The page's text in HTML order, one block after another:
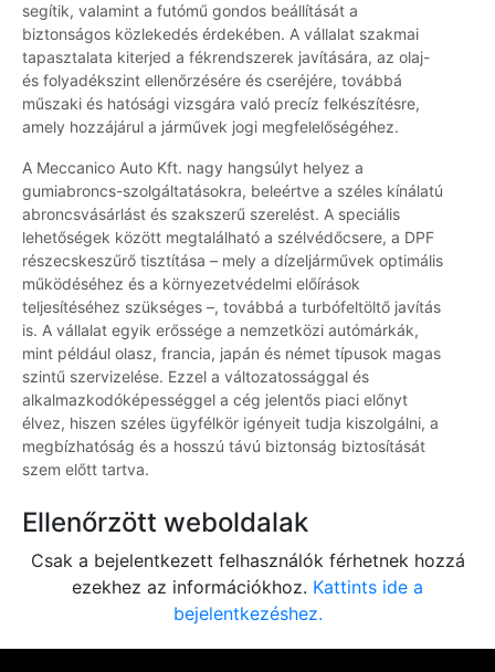
segítik, valamint a futómű gondos beállítását a
biztonságos közlekedés érdekében. A vállalat szakmai
tapasztalata kiterjed a fékrendszerek javítására, az olaj-
és folyadékszint ellenőrzésére és cseréjére, továbbá
műszaki és hatósági vizsgára való precíz felkészítésre,
amely hozzájárul a járművek jogi megfelelőségéhez.
A Meccanico Auto Kft. nagy hangsúlyt helyez a
gumiabroncs-szolgáltatásokra, beleértve a széles kínálatú
abroncsvásárlást és szakszerű szerelést. A speciális
lehetőségek között megtalálható a szélvédőcsere, a DPF
részecskeszűrő tisztítása – mely a dízeljárművek optimális
működéséhez és a környezetvédelmi előírások
teljesítéséhez szükséges –, továbbá a turbófeltöltő javítás
is. A vállalat egyik erőssége a nemzetközi autómárkák,
mint például olasz, francia, japán és német típusok magas
szintű szervizelése. Ezzel a változatossággal és
alkalmazkodóképességgel a cég jelentős piaci előnyt
élvez, hiszen széles ügyfélkör igényeit tudja kiszolgálni, a
megbízhatóság és a hosszú távú biztonság biztosítását
szem előtt tartva.
Ellenőrzött weboldalak
Csak a bejelentkezett felhasználók férhetnek hozzá
ezekhez az információkhoz. Kattints ide a
bejelentkezéshez.